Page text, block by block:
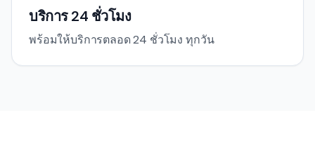
บริการ 24 ชั่วโมง
พร้อมให้บริการตลอด 24 ชั่วโมง ทุกวัน